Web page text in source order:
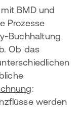
mit BMD und
Prozesse
Buchhaltung
Ob das
:
werden